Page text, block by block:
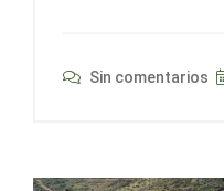
Sin comentarios